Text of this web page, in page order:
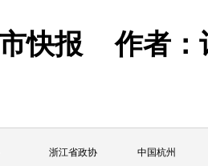
市快报作者
浙江省政协 中国杭州